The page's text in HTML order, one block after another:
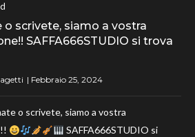
o scrivete, siamo a vostra
SAFFA666STUDIO si trova
o scrivete, siamo a vostra
SAFFA666STUDIO si